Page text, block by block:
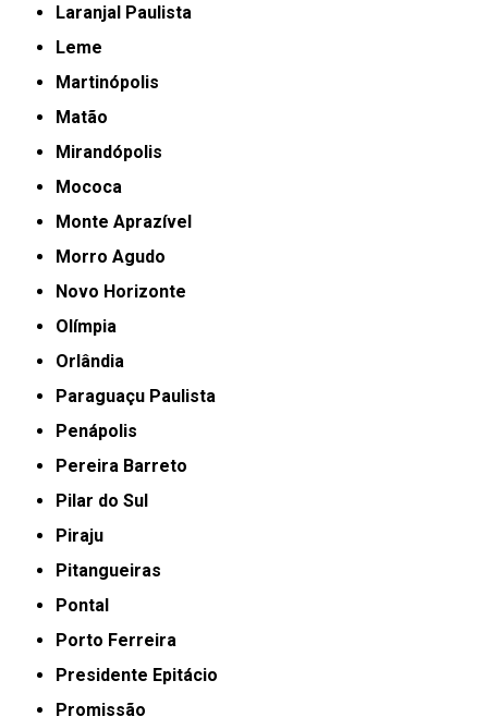
Laranjal Paulista
Leme
Martinópolis
Matão
Mirandópolis
Mococa
Monte Aprazível
Morro Agudo
Novo Horizonte
Olímpia
Orlândia
Paraguaçu Paulista
Penápolis
Pereira Barreto
Pilar do Sul
Piraju
Pitangueiras
Pontal
Porto Ferreira
Presidente Epitácio
Promissão